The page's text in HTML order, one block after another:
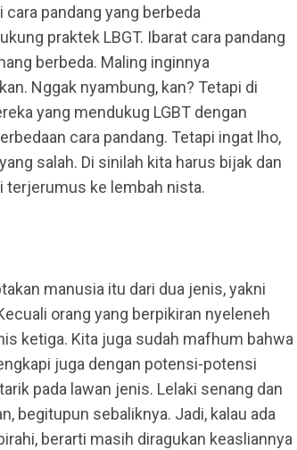
pandang yang berbeda
praktek LBGT. Ibarat cara pandang
berbeda. Maling inginnya
Nggak nyambung, kan? Tetapi di
yang mendukug LGBT dengan
cara pandang. Tetapi ingat lho,
salah. Di sinilah kita harus bijak dan
terjerumus ke lembah nista.
manusia itu dari dua jenis, yakni
orang yang berpikiran nyeleneh
ketiga. Kita juga sudah mafhum bahwa
juga dengan potensi-potensi
pada lawan jenis. Lelaki senang dan
begitupun sebaliknya. Jadi, kalau ada
berarti masih diragukan keasliannya